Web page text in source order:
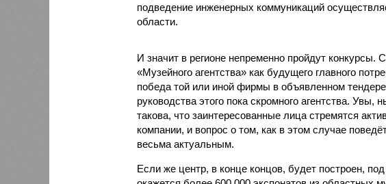
подведение инженерных коммуникаций
области.
И значит в регионе непременно пройдут конкурсы.
«Музейного агентства» как будущего главного
победа той или иной фирмы в объявленном
руководства этого пока скромного агентства. Увы,
такова, что заинтересованные лица стремятся
компании, и вопрос о том, как в этом случае
весьма актуальным.
Если же центр, в конце концов, будет построен,